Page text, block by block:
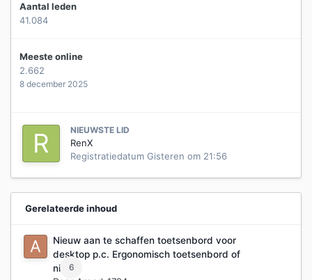
Aantal leden
41.084
Meeste online
2.662
8 december 2025
NIEUWSTE LID
RenX
Registratiedatum Gisteren om 21:56
Gerelateerde inhoud
6
Nieuw aan te schaffen toetsenbord voor
desktop p.c. Ergonomisch toetsenbord of
niet?